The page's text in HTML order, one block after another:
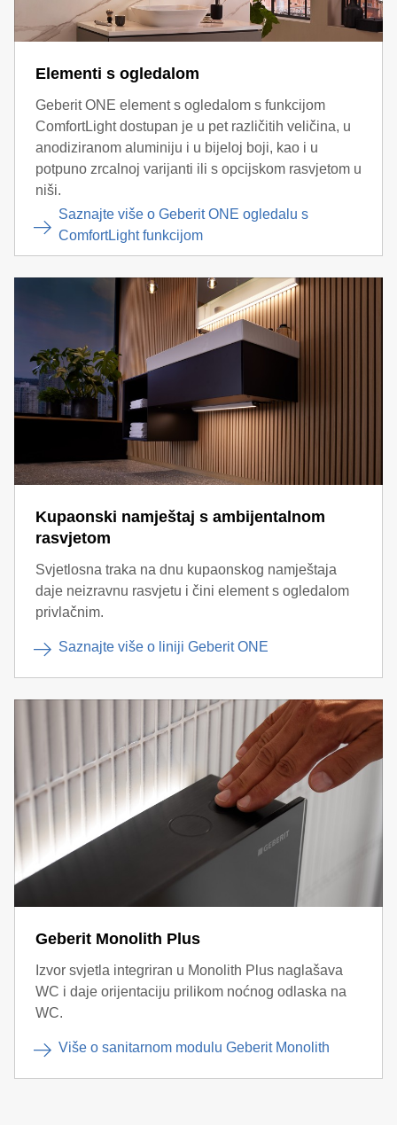
Elementi s ogledalom
Geberit ONE element s ogledalom s funkcijom
ComfortLight dostupan je u pet različitih veličina, u
anodiziranom aluminiju i u bijeloj boji, kao i u
potpuno zrcalnoj varijanti ili s opcijskom rasvjetom u
niši.
Saznajte više o Geberit ONE ogledalu s
ComfortLight funkcijom
Kupaonski namještaj s ambijentalnom
rasvjetom
Svjetlosna traka na dnu kupaonskog namještaja
daje neizravnu rasvjetu i čini element s ogledalom
privlačnim.
Saznajte više o liniji Geberit ONE
Geberit Monolith Plus
Izvor svjetla integriran u Monolith Plus naglašava
WC i daje orijentaciju prilikom noćnog odlaska na
WC.
Više o sanitarnom modulu Geberit Monolith